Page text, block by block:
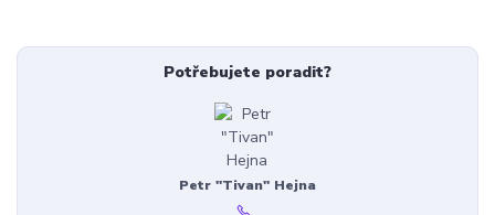
Potřebujete poradit?
Petr "Tivan" Hejna